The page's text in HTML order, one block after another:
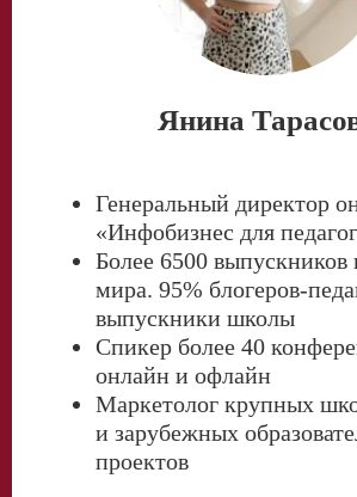
Янина
Генеральный директор
«Инфобизнес для
Более 6500 выпускников
мира.95% блогеров-
выпускники школы
Спикер более 40
онлайн и офлайн
Маркетолог крупных
и зарубежных
проектов